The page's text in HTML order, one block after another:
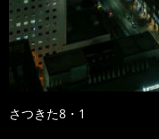
さつきた8・1